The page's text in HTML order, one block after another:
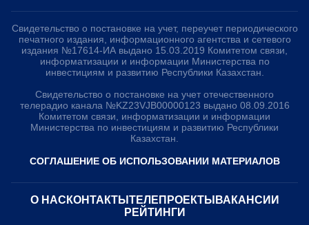
Свидетельство о постановке на учет, переучет периодического
печатного издания, информационного агентства и сетевого
издания №17614-ИА выдано 15.03.2019 Комитетом связи,
информатизации и информации Министерства по
инвестициям и развитию Республики Казахстан.
Свидетельство о постановке на учет отечественного
телерадио канала №KZ23VJB00000123 выдано 08.09.2016
Комитетом связи, информатизации и информации
Министерства по инвестициям и развитию Республики
Казахстан.
СОГЛАШЕНИЕ ОБ ИСПОЛЬЗОВАНИИ МАТЕРИАЛОВ
О НАС КОНТАКТЫ ТЕЛЕПРОЕКТЫ ВАКАНСИИ
РЕЙТИНГИ